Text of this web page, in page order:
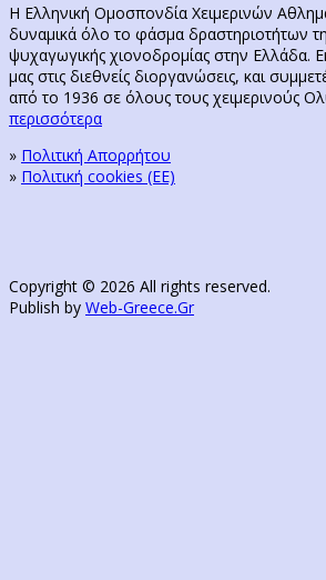
Η Ελληνική Ομοσπονδία Χειμερινών
δυναμικά όλο το φάσμα δραστηριοτήτων
ψυχαγωγικής χιονοδρομίας στην Ελλάδα.
μας στις διεθνείς διοργανώσεις, και
από το 1936 σε όλους τους χειμερινούς
περισσότερα
» Πολιτική Απορρήτου
» Πολιτική cookies (ΕΕ)
Copyright © 2026 All rights reserved.
Publish by Web-Greece.Gr